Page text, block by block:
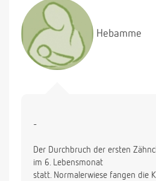
Hebamme
-
Der Durchbruch der ersten
im 6. Lebensmonat
statt. Normalerwiese fangen die